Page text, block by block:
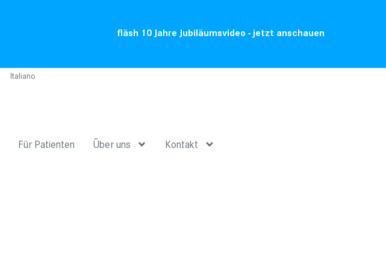
fläsh 10 Jahre Jubiläumsvideo - jetzt anschauen
Italiano
Für Patienten Über uns Kontakt